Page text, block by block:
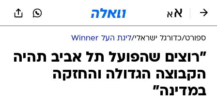
ספורט/כדורגל ישראלי/ליגת העל Winner
"רוצים שהפועל תל אביב תהיה
הקבוצה הגדולה והחזקה
במדינה"